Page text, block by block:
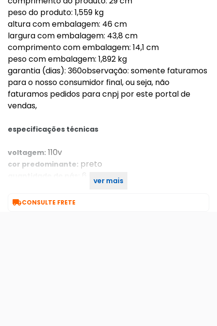
peso do produto: 1,559 kg
altura com embalagem: 46 cm
largura com embalagem: 43,8 cm
comprimento com embalagem: 14,1 cm
peso com embalagem: 1,892 kg
garantia (dias): 360observação: somente faturamos
para o nosso consumidor final, ou seja, não
faturamos pedidos para cnpj por este portal de
vendas,
especificações técnicas
voltagem: 110v
cor predominante: preto
6 pásver mais
CONSULTE FRETE